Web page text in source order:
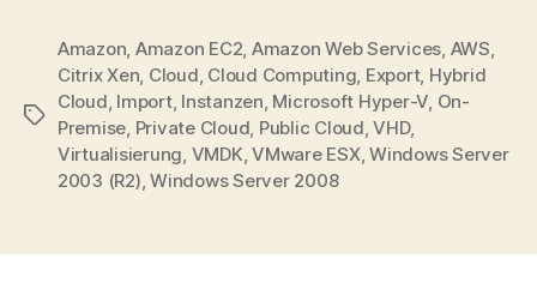
Tags
Amazon, Amazon EC2, Amazon Web Services, AWS,
Citrix Xen, Cloud, Cloud Computing, Export, Hybrid
Cloud, Import, Instanzen, Microsoft Hyper-V, On-
Premise, Private Cloud, Public Cloud,VHD,
Virtualisierung, VMDK,VMware ESX,Windows Server
2003 (R2),Windows Server 2008